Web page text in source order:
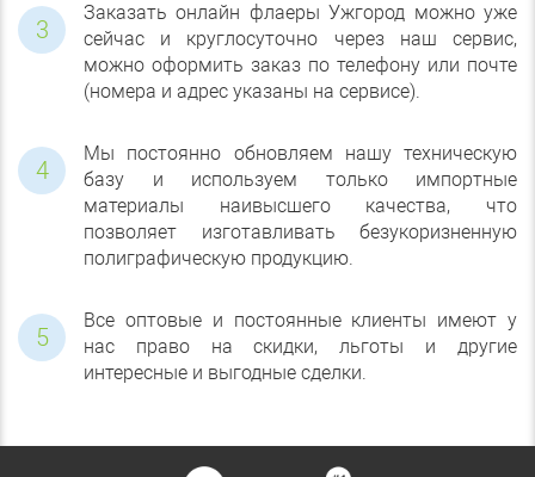
Заказать онлайн флаеры Ужгород можно уже
сейчас и круглосуточно через наш сервис,
можно оформить заказ по телефону или почте
(номера и адрес указаны на сервисе).
Мы постоянно обновляем нашу техническую
базу и используем только импортные
материалы наивысшего качества, что
позволяет изготавливать безукоризненную
полиграфическую продукцию.
Все оптовые и постоянные клиенты имеют у
нас право на скидки, льготы и другие
интересные и выгодные сделки.